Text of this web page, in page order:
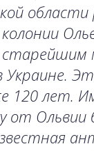
старейшим
Украине.
120 лет.
от Ольвии